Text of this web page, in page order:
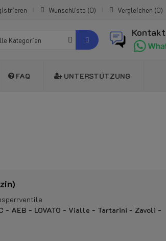
Wunschliste 0 Vergleichen 0
Kategorien
Kontakt
FAQ UNTERSTÜTZUNG
- AEB - LOVATO - Vialle - Tartarini - Zavoli -